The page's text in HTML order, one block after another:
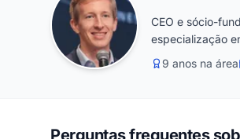
CEO e sócio-
especialização
9 anos na área